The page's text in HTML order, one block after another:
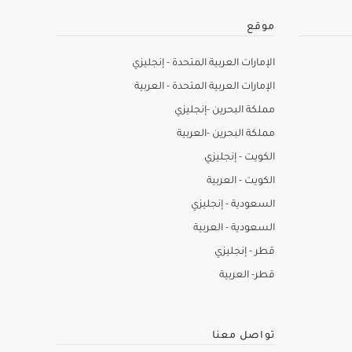
موقع
الإمارات العربية المتحدة - إنجليزي
الإمارات العربية المتحدة - العربية
مملكة البحرين -إنجليزي
مملكة البحرين -العربية
الكويت - إنجليزي
الكويت - العربية
السعودية - إنجليزي
السعودية - العربية
قطر - إنجليزي
قطر- العربية
تواصل معنا